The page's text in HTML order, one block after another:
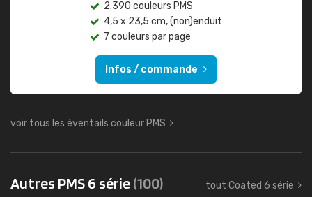
2.390 couleurs PMS
4,5 x 23,5 cm, (non)enduit
7 couleurs par page
Infos / commande
voir tous les éventails couleur PMS
Autres PMS 6 série(100) tout Coated 6 série